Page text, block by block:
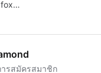
ารสมัครสมาชิก